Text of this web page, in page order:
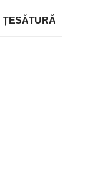
ȚESĂTURĂ